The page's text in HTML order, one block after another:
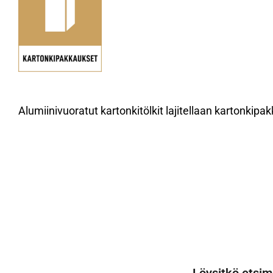
Alumiinivuoratut kartonkitölkit lajitellaan